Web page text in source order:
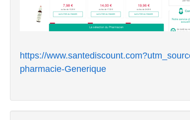
https://
pharmacie-Generique